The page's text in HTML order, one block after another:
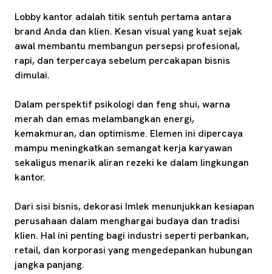
Lobby kantor adalah titik sentuh pertama antara
brand Anda dan klien. Kesan visual yang kuat sejak
awal membantu membangun persepsi profesional,
rapi, dan terpercaya sebelum percakapan bisnis
dimulai.
Dalam perspektif psikologi dan feng shui, warna
merah dan emas melambangkan energi,
kemakmuran, dan optimisme. Elemen ini dipercaya
mampu meningkatkan semangat kerja karyawan
sekaligus menarik aliran rezeki ke dalam lingkungan
kantor.
Dari sisi bisnis, dekorasi Imlek menunjukkan kesiapan
perusahaan dalam menghargai budaya dan tradisi
klien. Hal ini penting bagi industri seperti perbankan,
retail, dan korporasi yang mengedepankan hubungan
jangka panjang.